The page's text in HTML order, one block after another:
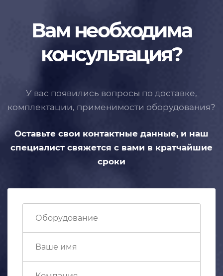
Вам необходима
консультация?
У вас появились вопросы по доставке,
комплектации, применимости оборудования?
Оставьте свои контактные данные, и наш
специалист свяжется с вами в кратчайшие
сроки